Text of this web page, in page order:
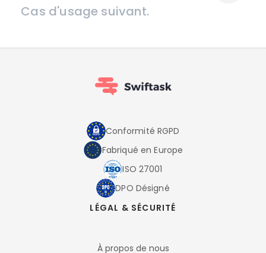
Cas d'usage suivant.
Conformité RGPD
Fabriqué en Europe
ISO 27001
DPO Désigné
LÉGAL & SÉCURITÉ
À propos de nous